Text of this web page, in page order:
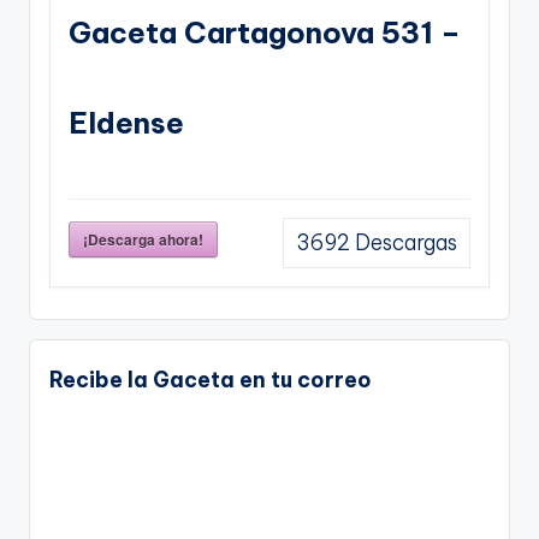
Gaceta Cartagonova 531 –
Eldense
¡Descarga ahora! 3692 Descargas
Recibe la Gaceta en tu correo